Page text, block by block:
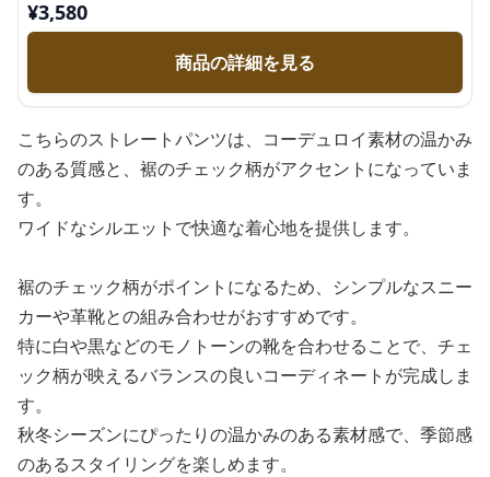
¥3,580
商品の詳細を見る
こちらのストレートパンツは、コーデュロイ素材の温かみ
のある質感と、裾のチェック柄がアクセントになっていま
す。
ワイドなシルエットで快適な着心地を提供します。
裾のチェック柄がポイントになるため、シンプルなスニー
カーや革靴との組み合わせがおすすめです。
特に白や黒などのモノトーンの靴を合わせることで、チェ
ック柄が映えるバランスの良いコーディネートが完成しま
す。
秋冬シーズンにぴったりの温かみのある素材感で、季節感
のあるスタイリングを楽しめます。